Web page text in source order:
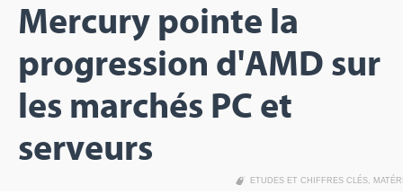
Mercury pointe la
progression d'AMD sur
les marchés PC et
serveurs
ETUDES ET CHIFFRES CLÉS,